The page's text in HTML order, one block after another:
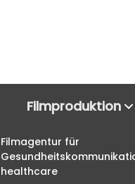
Filmproduktion
Filmagentur für
healthcare